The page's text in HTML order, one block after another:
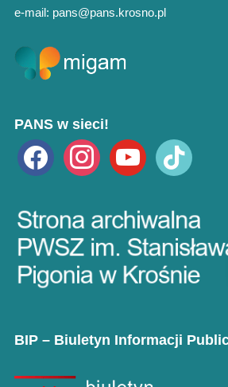
e-mail: pans@pans.krosno.pl
PANS w sieci!
facebook instagramyoutube tiktok
BIP – Biuletyn Informacji